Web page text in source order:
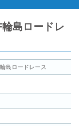
島ロードレ
島ロードレース